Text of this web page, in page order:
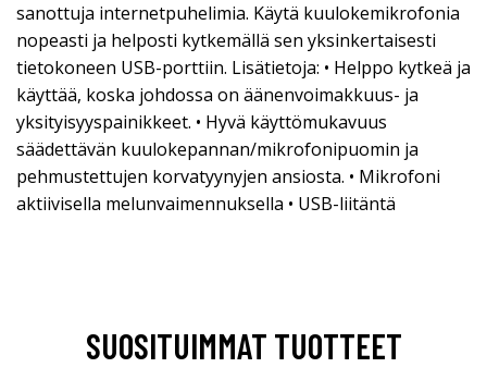
sanottuja internetpuhelimia. Käytä kuulokemikrofonia
nopeasti ja helposti kytkemällä sen yksinkertaisesti
tietokoneen USB-porttiin. Lisätietoja: • Helppo kytkeä ja
käyttää, koska johdossa on äänenvoimakkuus- ja
yksityisyyspainikkeet. • Hyvä käyttömukavuus
säädettävän kuulokepannan/mikrofonipuomin ja
pehmustettujen korvatyynyjen ansiosta. • Mikrofoni
aktiivisella melunvaimennuksella • USB-liitäntä
SUOSITUIMMAT TUOTTEET